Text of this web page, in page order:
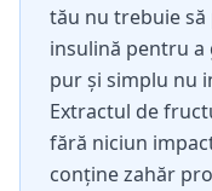
tău nu trebuie
insulină pentru a
pur și simplu nu
Extractul de
fără niciun
conține zahăr